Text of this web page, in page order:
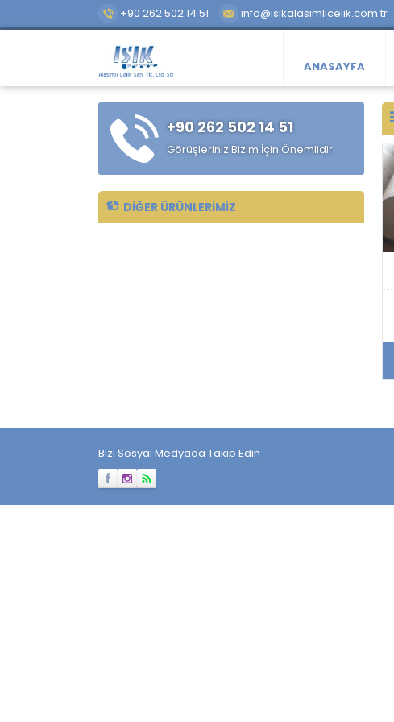
+90 262 502 14 51 info@isikalasimlicelik.com.tr
ANASAYFA
+90 262 502 14 51
Görüşleriniz Bizim İçin Önemlidir.
DIĞER ÜRÜNLERIMIZ
Bizi Sosyal Medyada Takip Edin